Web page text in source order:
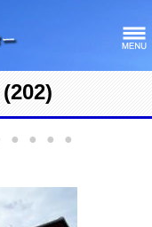
● ● ●
●